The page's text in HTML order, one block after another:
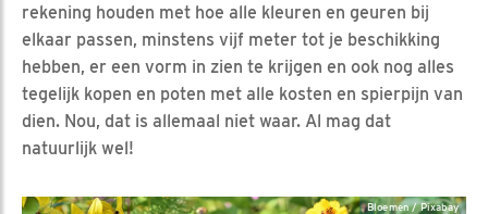
rekening houden met hoe alle kleuren en geuren bij
elkaar passen, minstens vijf meter tot je beschikking
hebben, er een vorm in zien te krijgen en ook nog alles
tegelijk kopen en poten met alle kosten en spierpijn van
dien. Nou, dat is allemaal niet waar. Al mag dat
natuurlijk wel!
Bloemen / Pixabay